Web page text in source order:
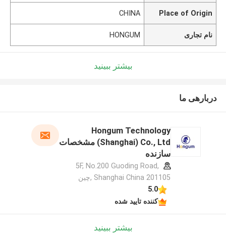
Place of Origin
CHINA
نام تجاری HONGUM
بیشتر ببینید
دربارهی ما
Hongum Technology
(Shanghai) Co., Ltd مشخصات
سازنده
5F, No.200 Guoding Road,
Shanghai China 201105 ,چین
5.0
کننده تایید شده
بیشتر ببینید